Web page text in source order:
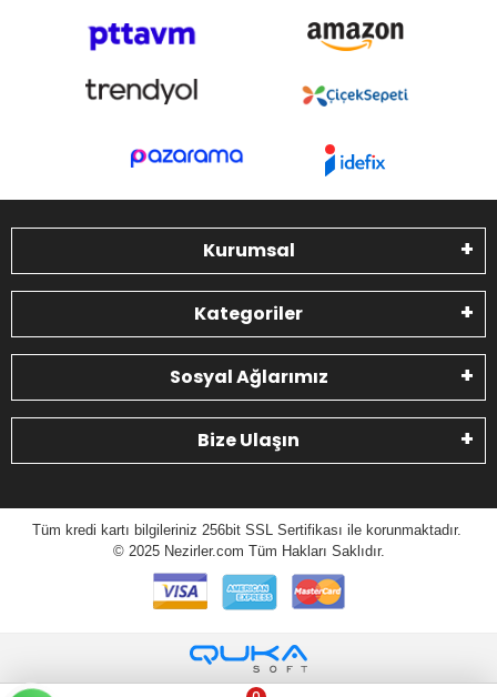
Kurumsal
Kategoriler
Sosyal Ağlarımız
Bize Ulaşın
Tüm kredi kartı bilgileriniz 256bit SSL Sertifikası ile korunmaktadır.
© 2025 Nezirler.com Tüm Hakları Saklıdır.